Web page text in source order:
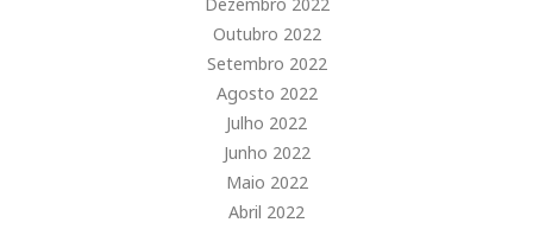
Dezembro 2022
Outubro 2022
Setembro 2022
Agosto 2022
Julho 2022
Junho 2022
Maio 2022
Abril 2022